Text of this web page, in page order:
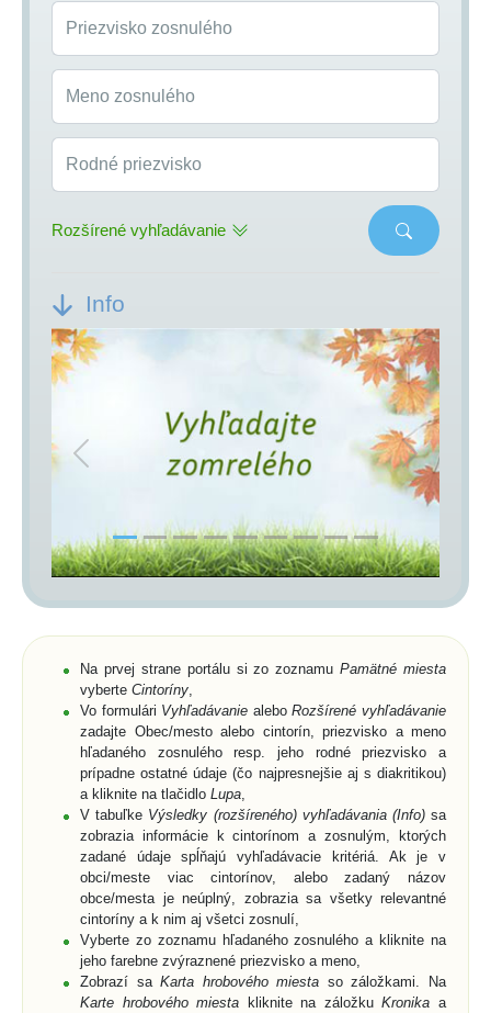
Priezvisko zosnulého
Meno zosnulého
Rodné priezvisko
Rozšírené vyhľadávanie
Info
Previous Next
Na prvej strane portálu si zo zoznamuPamätné miesta
vyberte Cintoríny
Vo formulári Vyhľadávanie aleboRozšírené vyhľadávanie
zadajte Obec/mesto alebo cintorín, priezvisko a meno
hľadaného zosnulého resp. jeho rodné priezvisko a
prípadne ostatné údaje (čo najpresnejšie aj s diakritikou)
a kliknite na tlačidlo Lupa
V tabuľke Výsledky (rozšíreného) vyhľadávania (Info)sa
zobrazia informácie k cintorínom a zosnulým, ktorých
zadané údaje spĺňajú vyhľadávacie kritériá. Ak je v
obci/meste viac cintorínov, alebo zadaný názov
obce/mesta je neúplný, zobrazia sa všetky relevantné
cintoríny a k nim aj všetci zosnulí,
Vyberte zo zoznamu hľadaného zosnulého a kliknite na
jeho farebne zvýraznené priezvisko a meno,
Zobrazí saKarta hrobového miesta so záložkami. Na
Karte hrobového miesta kliknite na záložkuKronika a